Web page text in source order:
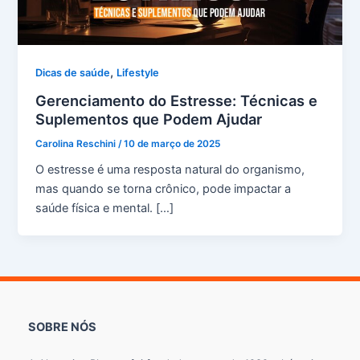
Dicas de saúde, Lifestyle
Gerenciamento do Estresse: Técnicas e
Suplementos que Podem Ajudar
Carolina Reschini /10 de março de 2025
O estresse é uma resposta natural do organismo,
mas quando se torna crônico, pode impactar a
saúde física e mental. […]
SOBRE NÓS